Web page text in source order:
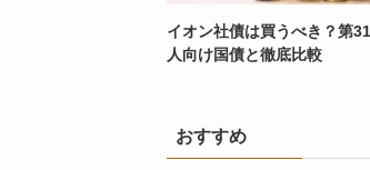
イオン社債は買うべき？第
人向け国債と徹底比較
おすすめ